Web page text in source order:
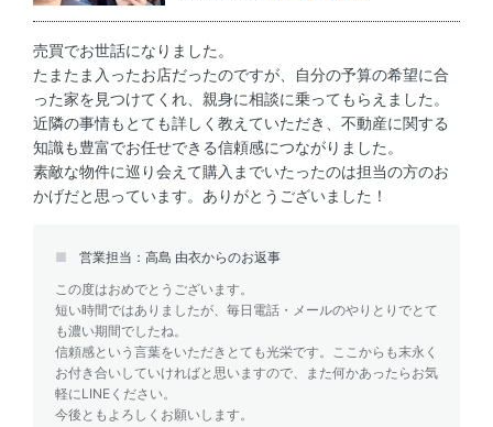
売買でお世話になりました。
たまたま入ったお店だったのですが、自分の予算の希望に合
った家を見つけてくれ、親身に相談に乗ってもらえました。
近隣の事情もとても詳しく教えていただき、不動産に関する
知識も豊富でお任せできる信頼感につながりました。
素敵な物件に巡り会えて購入までいたったのは担当の方のお
かげだと思っています。ありがとうございました！
営業担当：高島 由衣からのお返事
この度はおめでとうございます。
短い時間ではありましたが、毎日電話・メールのやりとりでとて
も濃い期間でしたね。
信頼感という言葉をいただきとても光栄です。ここからも末永く
お付き合いしていければと思いますので、また何かあったらお気
軽にLINEください。
今後ともよろしくお願いします。